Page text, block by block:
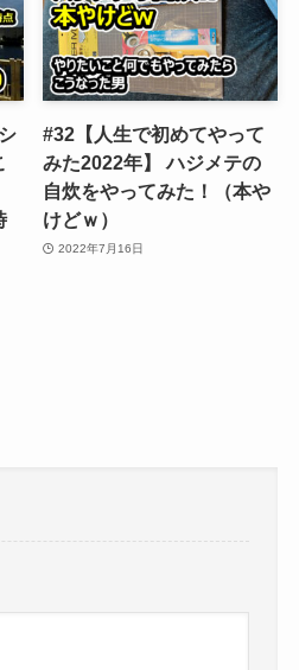
#32【人生で初めてやって
みた2022年】 ハジメテの
自炊をやってみた！（本や
けどｗ）
2022年7月16日